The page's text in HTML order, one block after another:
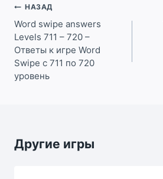
Навигация
по
записям
НАЗАД
Word swipe answers
Levels 711 – 720 –
Ответы к игре Word
Swipe с 711 по 720
уровень
Другие игры